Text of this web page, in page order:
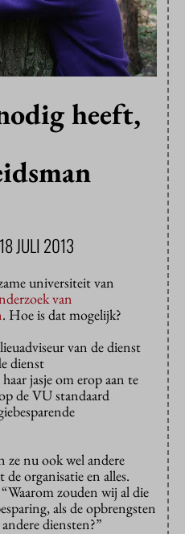
heeft,
18 JULI 2013
universiteit van
van
. Hoe is dat mogelijk?
van de dienst
dienst
jasje om erop aan te
de VU standaard
ze nu ook wel andere
organisatie en alles.
zouden wij al die
als de opbrengsten
diensten?”